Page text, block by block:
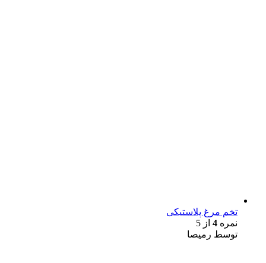
تخم مرغ پلاستیکی
نمره 4 از 5
توسط رمیصا